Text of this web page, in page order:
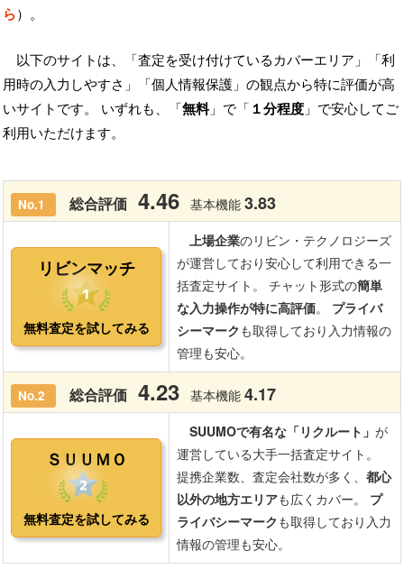
ら）。
以下のサイトは、「査定を受け付けているカバーエリア」「利
用時の入力しやすさ」「個人情報保護」の観点から特に評価が高
いサイトです。 いずれも、「無料」で「 １分程度 」で安心してご
利用いただけます。